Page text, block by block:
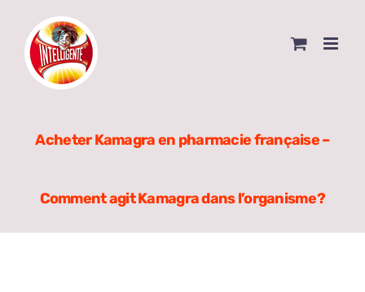
content
Acheter Kamagra en pharmacie française –
Comment agit Kamagra dans l’organisme ?